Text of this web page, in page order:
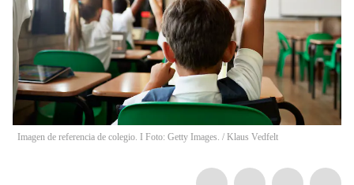
Imagen de referencia de colegio. I Foto: Getty Images. / Klaus Vedfelt